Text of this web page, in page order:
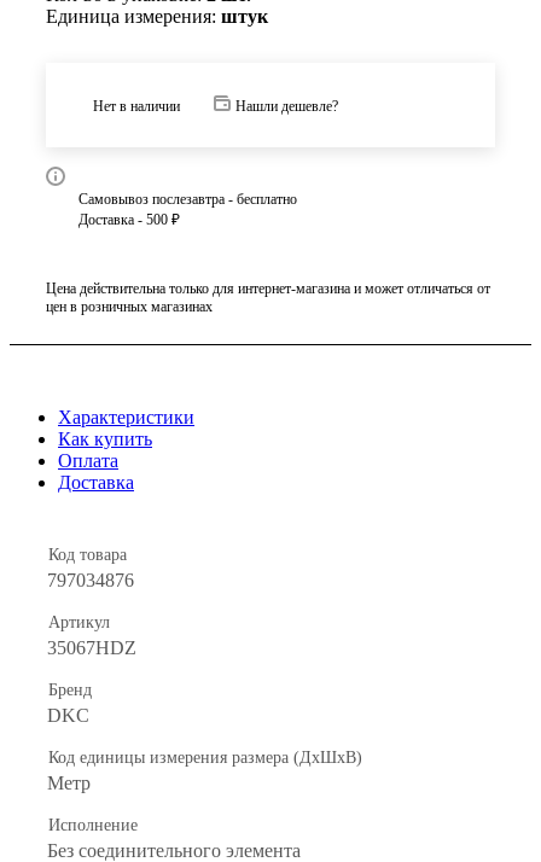
Единица измерения: штук
Нет в наличии Нашли дешевле?
Самовывоз послезавтра - бесплатно
Доставка - 500 ₽
Цена действительна только для интернет-магазина и может отличаться от
цен в розничных магазинах
Характеристики
Как купить
Оплата
Доставка
Код товара
797034876
Артикул
35067HDZ
Бренд
DKC
Код единицы измерения размера (ДхШхВ)
Метр
Исполнение
Без соединительного элемента